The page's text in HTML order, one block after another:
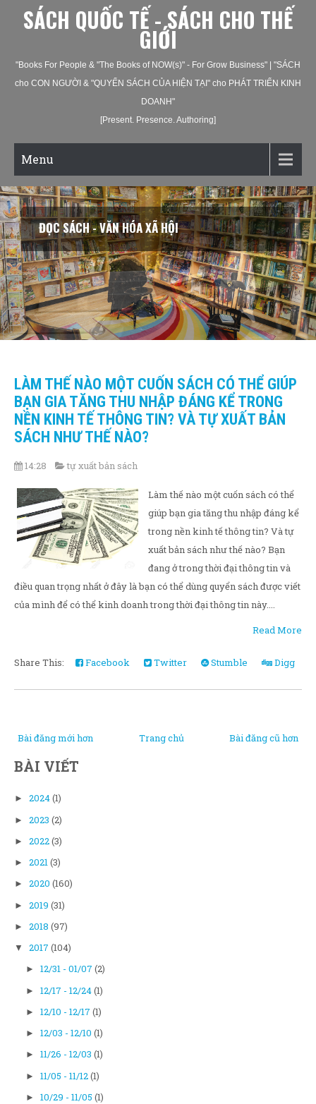
SÁCH QUỐC TẾ - SÁCH CHO THẾ
GIỚI
"Books For People & "The Books of NOW(s)" - For Grow Business" | "SÁCH
cho CON NGƯỜI & "QUYỂN SÁCH CỦA HIỆN TẠI" cho PHÁT TRIỂN KINH
DOANH"
[Present. Presence. Authoring]
Menu
ĐỌC SÁCH - VĂN HÓA XÃ HỘI
LÀM THẾ NÀO MỘT CUỐN SÁCH CÓ THỂ GIÚP
BẠN GIA TĂNG THU NHẬP ĐÁNG KỂ TRONG
NỀN KINH TẾ THÔNG TIN? VÀ TỰ XUẤT BẢN
SÁCH NHƯ THẾ NÀO?
14:28 tự xuất bản sách
Làm thế nào một cuốn sách có thể
giúp bạn gia tăng thu nhập đáng kể
trong nền kinh tế thông tin? Và tự
xuất bản sách như thế nào? Bạn
đang ở trong thời đại thông tin và
điều quan trọng nhất ở đây là bạn có thể dùng quyển sách được viết
của mình để có thể kinh doanh trong thời đại thông tin này....
Read More
Share This: Facebook Twitter Stumble Digg
Bài đăng mới hơn Bài đăng cũ hơn
Trang chủ
BÀI VIẾT
► 2024(1)
► 2023 (2)
► 2022(3)
► 2021(3)
► 2020 (160)
► 2019 (31)
► 2018 (97)
▼ 2017 (104)
► 12/31 - 01/07 (2)
► 12/17 - 12/24(1)
► 12/10 - 12/17 (1)
► 12/03 - 12/10 (1)
► 11/26 - 12/03 (1)
► 11/05 - 11/12(1)
► 10/29 - 11/05 (1)